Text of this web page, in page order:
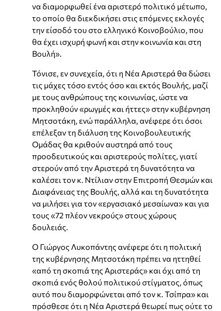
να διαμορφωθεί ένα αριστερό πολιτικό μέτωπο,
το οποίο θα διεκδικήσει στις επόμενες εκλογές
την είσοδό του στο ελληνικό Κοινοβούλιο, που
θα έχει ισχυρή φωνή και στην κοινωνία και στη
Βουλή».
Τόνισε, εν συνεχεία, ότι η Νέα Αριστερά θα δώσει
τις μάχες τόσο εντός όσο και εκτός Βουλής, μαζί
με τους ανθρώπους της κοινωνίας, ώστε να
προκληθούν «ρωγμές και ήττες» στην κυβέρνηση
Μητσοτάκη, ενώ παράλληλα, ανέφερε ότι όσοι
επέλεξαν τη διάλυση της Κοινοβουλευτικής
Ομάδας θα κριθούν αυστηρά από τους
προοδευτικούς και αριστερούς πολίτες, γιατί
στερούν από την Αριστερά τη δυνατότητα να
καλέσει τον κ. Ντίλιαν στην Επιτροπή Θεσμών και
Διαφάνειας της Βουλής, αλλά και τη δυνατότητα
να μιλήσει για τον «εργασιακό μεσαίωνα» και για
τους «72 πλέον νεκρούς» στους χώρους
δουλειάς.
Ο Γιώργος Λυκοπάντης ανέφερε ότι η πολιτική
της κυβέρνησης Μητσοτάκη πρέπει να ηττηθεί
«από τη σκοπιά της Αριστεράς» και όχι από τη
σκοπιά ενός θολού πολιτικού στίγματος, όπως
αυτό που διαμορφώνεται από τον κ. Τσίπρα» και
πρόσθεσε ότι η Νέα Αριστερά θεωρεί πως ούτε το